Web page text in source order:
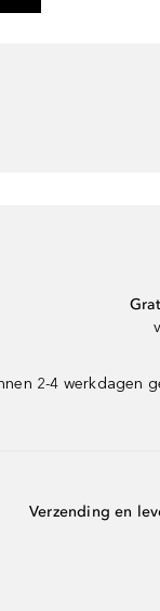
2-4 werkdagen
Verzending en